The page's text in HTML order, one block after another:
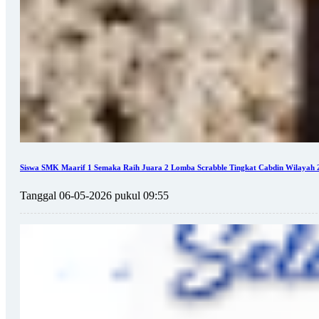
Siswa SMK Maarif 1 Semaka Raih Juara 2 Lomba Scrabble Tingkat Cabdin Wilayah
Tanggal 06-05-2026 pukul 09:55